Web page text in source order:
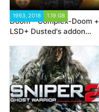
1993, 2018 1.19 GB
Doom - Complex-Doom +
LSD+ Dusted's addon